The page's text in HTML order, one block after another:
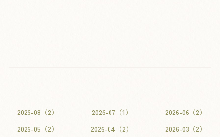
2026-08（2） 2026-07（1）
2026-06（2）
2026-05（2）
2026-04（2） 2026-03（2）